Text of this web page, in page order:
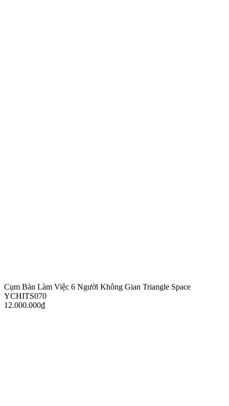
Cụm Bàn Làm Việc 6 Người Không Gian Triangle Space
YCHITS070
12.000.000₫